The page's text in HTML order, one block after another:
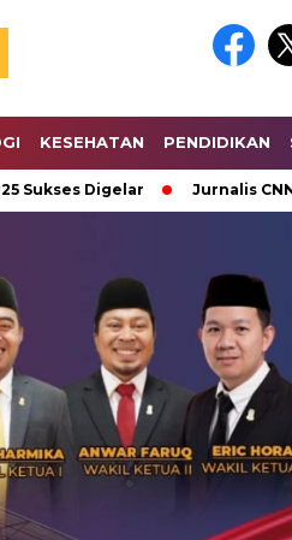
KESEHATAN PENDIDIKAN
Digelar Jurnalis CNN